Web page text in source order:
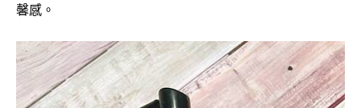
馨感。